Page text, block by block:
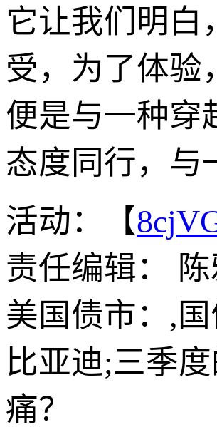
它让我们明白
受，为了体验
便是与一种穿
态度同行，与
活动：【
责任编辑：
美国债市：,
比亚迪;三季
痛？